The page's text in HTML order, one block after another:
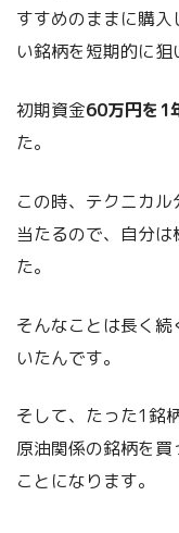
すすめのままに購
い銘柄を短期的に狙
初期資金60万円を1
た。
この時、テクニカ
当たるので、自分
た。
そんなことは長く続
いたんです。
そして、たった1銘柄
原油関係の銘柄を
ことになります。